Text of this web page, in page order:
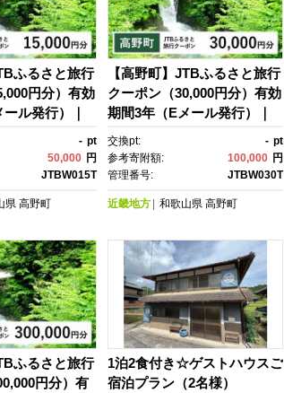
ふるさと旅行
円分）有効
ル発行）｜
予約 国内旅
光 体験 旅行
予約 ホテ
族 人気 おすす
約 電話 有効期
- pt
50,000 円
JTBW015T
県 高野町
【高野町】JTBふるさと旅行
クーポン（30,000円分）有効
期間3年（Eメール発行）｜
旅行 トラベル 予約 国内旅
行 JTB 宿泊 観光 体験 旅行
券 宿泊券 旅行予約 ホテ
れ カップル 家族 人気 おすす
イン ネット予約 電話 有効期
間3年
交換pt: - pt
参考寄附額:
100,000 円
管理番号:
JTBW030T
近畿地方 和歌山県 高野町
ふるさと旅行
円分）有
1泊2食付き☆ゲストハウスご
宿泊プラン（2名様）